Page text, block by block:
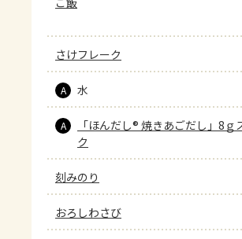
さけフレーク
A 水
A
「ほんだし® 焼きあごだし」8ｇ
ク
刻みのり
おろしわさび